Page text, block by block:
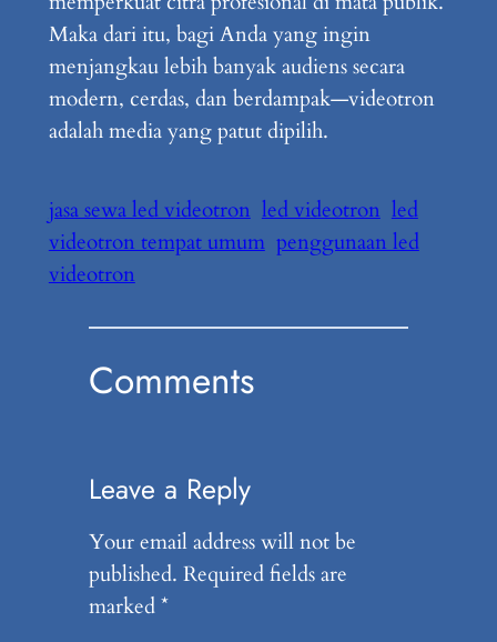
Maka dari itu, bagi Anda yang ingin
menjangkau lebih banyak audiens secara
modern, cerdas, dan berdampak—videotron
adalah media yang patut dipilih.
jasa sewa led videotron led videotron led
videotron tempat umum penggunaan led
videotron
Comments
Leave a Reply
Your email address will not be
published. Required fields are
marked*